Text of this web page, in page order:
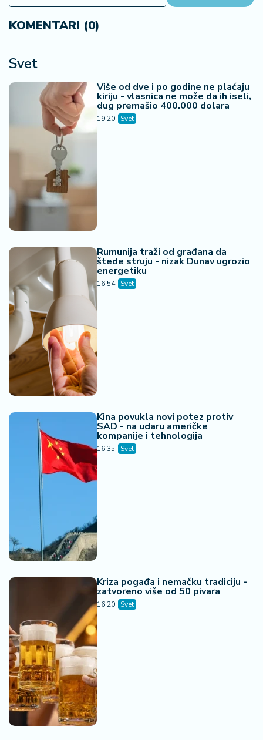
KOMENTARI (0)
Svet
Više od dve i po godine ne plaćaju
kiriju - vlasnica ne može da ih iseli,
dug premašio 400.000 dolara
19:20 Svet
Rumunija traži od građana da
štede struju - nizak Dunav ugrozio
energetiku
16:54 Svet
Kina povukla novi potez protiv
SAD - na udaru američke
kompanije i tehnologija
16:35 Svet
Kriza pogađa i nemačku tradiciju -
zatvoreno više od 50 pivara
16:20 Svet